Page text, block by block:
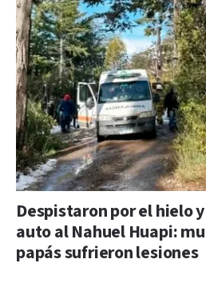
Despistaron por el hielo
auto al Nahuel Huapi:
papás sufrieron lesiones